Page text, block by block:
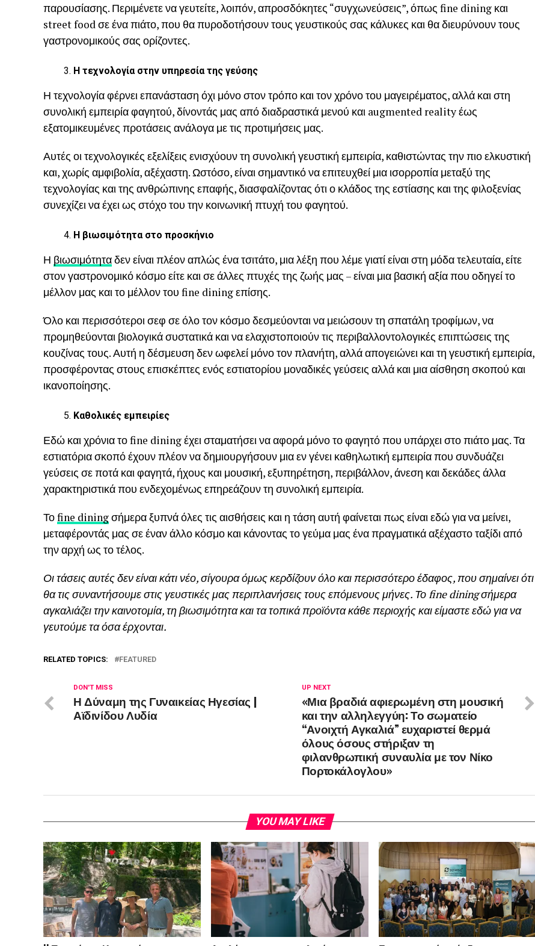
παρουσίασης. Περιμένετε να γευτείτε, λοιπόν, απροσδόκητες “συγχωνεύσεις”, όπως fine dining και
street food σε ένα πιάτο, που θα πυροδοτήσουν τους γευστικούς σας κάλυκες και θα διευρύνουν τους
γαστρονομικούς σας ορίζοντες.
Η τεχνολογία στην υπηρεσία της γεύσης
Η τεχνολογία φέρνει επανάσταση όχι μόνο στον τρόπο και τον χρόνο του μαγειρέματος, αλλά και στη
συνολική εμπειρία φαγητού, δίνοντάς μας από διαδραστικά μενού και augmented reality έως
εξατομικευμένες προτάσεις ανάλογα με τις προτιμήσεις μας.
Αυτές οι τεχνολογικές εξελίξεις ενισχύουν τη συνολική γευστική εμπειρία, καθιστώντας την πιο ελκυστική
και, χωρίς αμφιβολία, αξέχαστη. Ωστόσο, είναι σημαντικό να επιτευχθεί μια ισορροπία μεταξύ της
τεχνολογίας και της ανθρώπινης επαφής, διασφαλίζοντας ότι ο κλάδος της εστίασης και της φιλοξενίας
συνεχίζει να έχει ως στόχο του την κοινωνική πτυχή του φαγητού.
Η βιωσιμότητα στο προσκήνιο
Η βιωσιμότηταδεν είναι πλέον απλώς ένα τσιτάτο, μια λέξη που λέμε γιατί είναι στη μόδα τελευταία, είτε
στον γαστρονομικό κόσμο είτε και σε άλλες πτυχές της ζωής μας – είναι μια βασική αξία που οδηγεί το
μέλλον μας και το μέλλον του fine dining επίσης.
Όλο και περισσότεροι σεφ σε όλο τον κόσμο δεσμεύονται να μειώσουν τη σπατάλη τροφίμων, να
προμηθεύονται βιολογικά συστατικά και να ελαχιστοποιούν τις περιβαλλοντολογικές επιπτώσεις της
κουζίνας τους. Αυτή η δέσμευση δεν ωφελεί μόνο τον πλανήτη, αλλά απογειώνει και τη γευστική εμπειρία,
προσφέροντας στους επισκέπτες ενός εστιατορίου μοναδικές γεύσεις αλλά και μια αίσθηση σκοπού και
ικανοποίησης.
Καθολικές εμπειρίες
Εδώ και χρόνια το fine dining έχει σταματήσει να αφορά μόνο το φαγητό που υπάρχει στο πιάτο μας. Τα
εστιατόρια σκοπό έχουν πλέον να δημιουργήσουν μια εν γένει καθηλωτική εμπειρία που συνδυάζει
γεύσεις σε ποτά και φαγητά, ήχους και μουσική, εξυπηρέτηση, περιβάλλον, άνεση και δεκάδες άλλα
χαρακτηριστικά που ενδεχομένως επηρεάζουν τη συνολική εμπειρία.
Τοfine diningσήμερα ξυπνά όλες τις αισθήσεις και η τάση αυτή φαίνεται πως είναι εδώ για να μείνει,
μεταφέροντάς μας σε έναν άλλο κόσμο και κάνοντας το γεύμα μας ένα πραγματικά αξέχαστο ταξίδι από
την αρχή ως το τέλος.
Οι τάσεις αυτές δεν είναι κάτι νέο, σίγουρα όμως κερδίζουν όλο και περισσότερο έδαφος, που σημαίνει ότι
θα τις συναντήσουμε στις γευστικές μας περιπλανήσεις τους επόμενους μήνες. Το fine dining σήμερα
αγκαλιάζει την καινοτομία, τη βιωσιμότητα και τα τοπικά προϊόντα κάθε περιοχής και είμαστε εδώ για να
γευτούμε τα όσα έρχονται.
RELATED TOPICS: FEATURED
UP NEXT
«Μια βραδιά αφιερωμένη στη μουσική
και την αλληλεγγύη: Το σωματείο
“Ανοιχτή Αγκαλιά” ευχαριστεί θερμά
όλους όσους στήριξαν τη
φιλανθρωπική συναυλία με τον Νίκο
Πορτοκάλογλου»
DON'T MISS
Η Δύναμη της Γυναικείας Ηγεσίας |
Αϊδινίδου Λυδία
YOU MAY LIKE